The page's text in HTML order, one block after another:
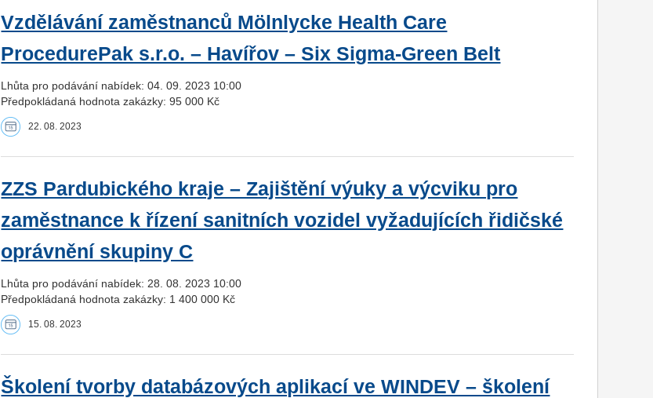
Vzdělávání zaměstnanců Mölnlycke Health Care
ProcedurePak s.r.o. – Havířov – Six Sigma-Green Belt
Lhůta pro podávání nabídek: 04. 09. 2023 10:00
Předpokládaná hodnota zakázky: 95 000 Kč
22. 08. 2023
ZZS Pardubického kraje – Zajištění výuky a výcviku pro
zaměstnance k řízení sanitních vozidel vyžadujících řidičské
oprávnění skupiny C
Lhůta pro podávání nabídek: 28. 08. 2023 10:00
Předpokládaná hodnota zakázky: 1 400 000 Kč
15. 08. 2023
Školení tvorby databázových aplikací ve WINDEV – školení